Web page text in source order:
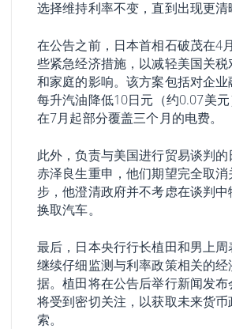
选择维持利率不变，直到出现更清
在公告之前，日本首相石破茂在4
些紧急经济措施，以减轻美国关
和家庭的影响。该方案包括对企
每升汽油降低10日元（约0.07美
在7月起部分覆盖三个月的电费。
此外，负责与美国进行贸易谈判
赤泽良生重申，他们期望完全取
步，他澄清政府并不考虑在谈判
换取汽车。
最后，日本央行行长植田和男上
继续仔细监测与利率政策相关的经
据。植田将在公告后举行新闻发
将受到密切关注，以获取未来货
索。